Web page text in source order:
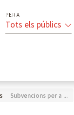
PER A
Tots els públics
Subvencions per a ...